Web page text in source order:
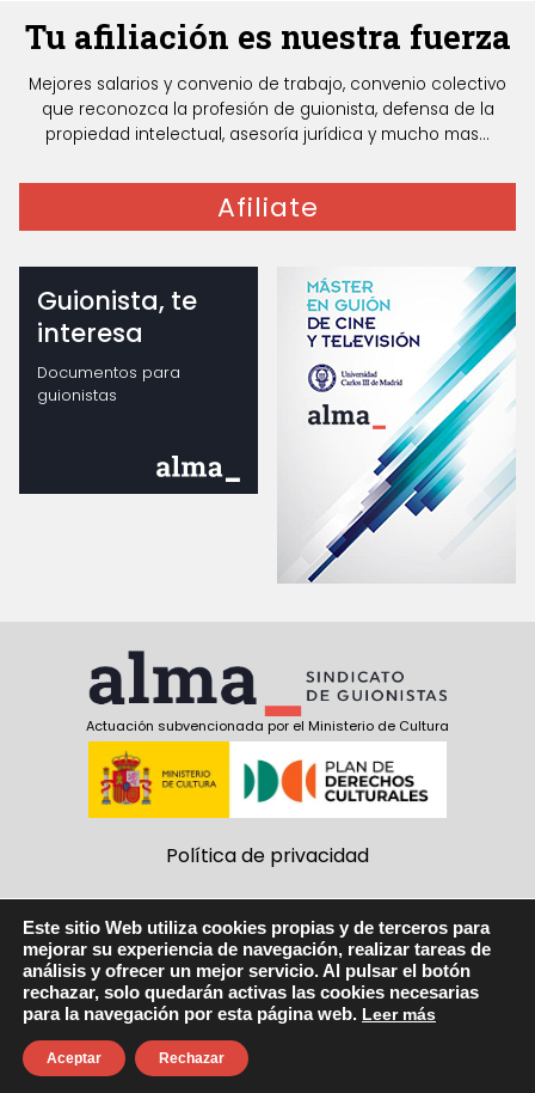
Tu afiliación es nuestra fuerza
Mejores salarios y convenio de trabajo, convenio colectivo
que reconozca la profesión de guionista, defensa de la
propiedad intelectual, asesoría jurídica y mucho mas...
Afiliate
Guionista, te
interesa
Documentos para
guionistas
Actuación subvencionada por el Ministerio de Cultura
Política de privacidad
Política de cookies
Aviso Legal
Síguenos:
facebook
twitter
Este sitio Web utiliza cookies propias y de terceros para
mejorar su experiencia de navegación, realizar tareas de
análisis y ofrecer un mejor servicio. Al pulsar el botón
rechazar, solo quedarán activas las cookies necesarias
para la navegación por esta página web. Leer más
Aceptar Rechazar